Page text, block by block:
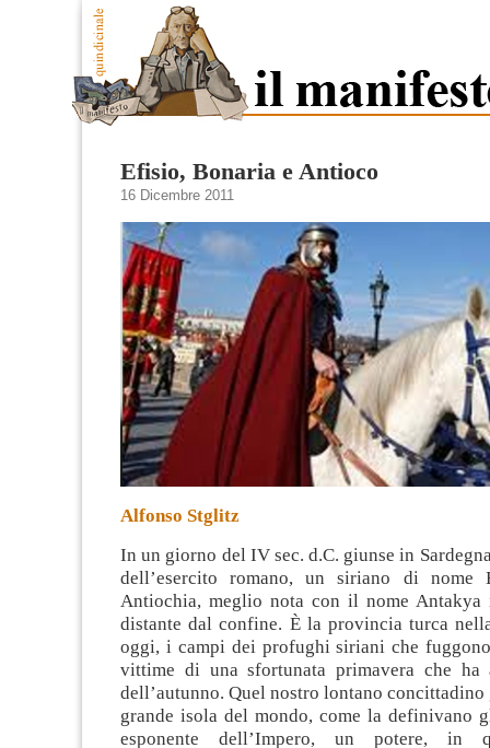
Efisio, Bonaria e Antioco
16 Dicembre 2011
Alfonso Stglitz
In un giorno del IV sec. d.C. giunse in
dell’esercito romano, un siriano di nome
Antiochia, meglio nota con il nome Antakya
distante dal confine. È la provincia turca
oggi, icampi dei profughi siriani che
vittime di una sfortunata primavera che
dell’autunno. Quel nostro lontano
grande isola del mondo, come la definivano
esponente dell’Impero, un potere, in